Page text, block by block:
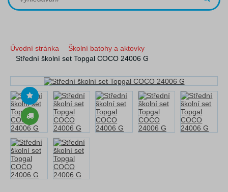
Úvodní stránka
Školní batohy a aktovky
Střední školní set Topgal COCO 24006 G